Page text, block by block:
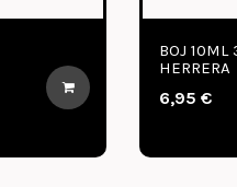
BOJ 10ML
HERRERA
6,95 €